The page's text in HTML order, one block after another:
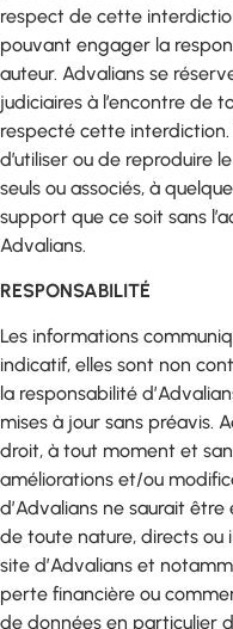
respect de cette
pouvant engager la
auteur. Advalians se
judiciaires à l’encontre de
respecté cette
d’utiliser ou de reproduire
seuls ou associés, à
support que ce soit sans
Advalians.
RESPONSABILITÉ
Les informations
indicatif, elles sont non
la responsabilité
mises à jour sans préavis.
droit, à tout moment et
améliorations et/ou
d’Advalians ne saurait
de toute nature, directs ou
site d’Advalians et
perte financière ou
de données en particulier